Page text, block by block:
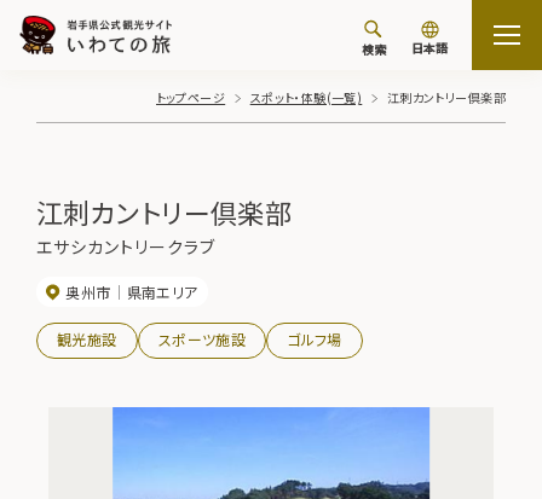
検索 日本語
トップページ スポット・体験(一覧) 江刺カントリー倶楽部
江刺カントリー倶楽部
エサシカントリークラブ
奥州市 県南エリア
観光施設 スポーツ施設 ゴルフ場